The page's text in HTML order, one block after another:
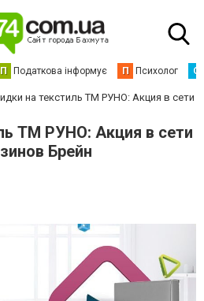
П Податкова інформує П Психолог С
на текстиль ТМ РУНО: Акция в сети
ТМ РУНО: Акция в сети
Брейн